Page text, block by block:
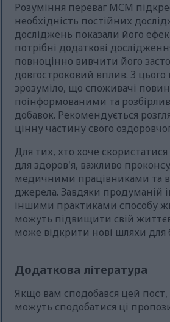
Розуміння переваг МСМ
необхідність постійних
досліджень показали його
потрібні додаткові
повноцінно вивчити його
довгостроковий вплив. З цього
зрозуміло, що споживачі
поінформованими та
добавок. Рекомендується
цінну частину свого
Для тих, хто хоче
для здоров'я, важливо
медичними працівниками та
джерела. Завдяки продуманій
іншими практиками способу
можуть підвищити свій
може відкрити нові шляхи для
Додаткова література
Якщо вам сподобався цей
можуть сподобатися ці